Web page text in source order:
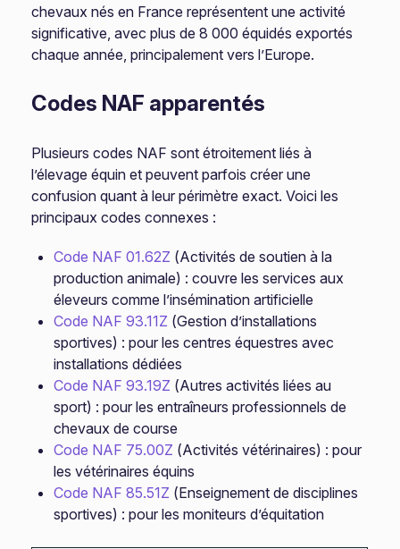
chevaux nés en France représentent une activité
significative, avec plus de 8 000 équidés exportés
chaque année, principalement vers l’Europe.
Codes NAF apparentés
Plusieurs codes NAF sont étroitement liés à
l’élevage équin et peuvent parfois créer une
confusion quant à leur périmètre exact. Voici les
principaux codes connexes :
Code NAF 01.62Z (Activités de soutien à la
production animale) : couvre les services aux
éleveurs comme l’insémination artificielle
Code NAF 93.11Z (Gestion d’installations
sportives) : pour les centres équestres avec
installations dédiées
Code NAF 93.19Z (Autres activités liées au
sport) : pour les entraîneurs professionnels de
chevaux de course
Code NAF 75.00Z (Activités vétérinaires) : pour
les vétérinaires équins
Code NAF 85.51Z (Enseignement de disciplines
sportives) : pour les moniteurs d’équitation